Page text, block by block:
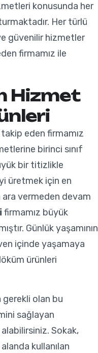
konusunda her
Her türlü
güvenilir hizmetler
firmamız ile
Hizmet
eden firmamız
birinci sınıf
bir titizlikle
üretmek için en
ara vermeden devam
firmamız büyük
Günlük yaşamının
içinde yaşamaya
ürünleri
gerekli olan bu
sağlayan
Sokak,
kullanılan